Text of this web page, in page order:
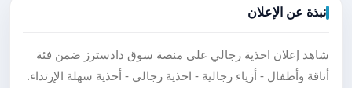
نبذة عن الإعلان
شاهد إعلان احذية رجالي على منصة سوق دادسترز ضمن فئة
أناقة وأطفال - أزياء رجالية - احذية رجالي - أحذية سهلة الإرتداء.